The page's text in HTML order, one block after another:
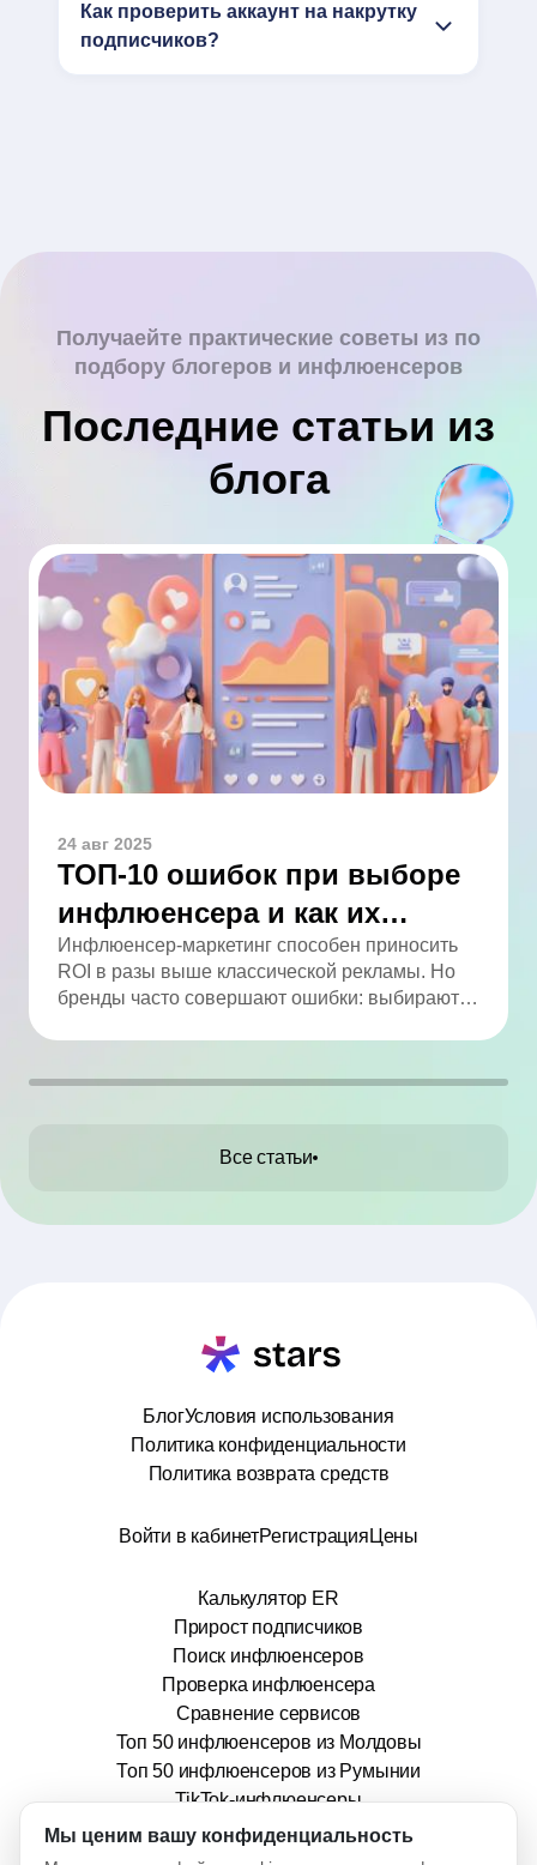
Как проверить аккаунт на накрутку
подписчиков?
Получаейте практические советы из по
подбору блогеров и инфлюенсеров
Последние статьи из
блога
24 авг 2025
ТОП-10 ошибок при выборе
инфлюенсера и как их
избежать
Инфлюенсер-маркетинг способен приносить
ROI в разы выше классической рекламы. Но
бренды часто совершают ошибки: выбирают
работают без договора. В статье мы собрали
Все статьи
БлогУсловия использования
Политика конфиденциальности
Политика возврата средств
Войти в кабинетРегистрация Цены
Калькулятор ER
Прирост подписчиков
Поиск инфлюенсеров
Проверка инфлюенсера
Сравнение сервисов
Топ 50 инфлюенсеров из Молдовы
Топ 50 инфлюенсеров из Румынии
TikTok-инфлюенсеры
info@stars.md
Мы ценим вашу конфиденциальность